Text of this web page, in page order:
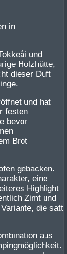
und
Holzhütte,
dieser Duft
und hat
festen
bevor
Brot
gebacken.
eine
Highlight
Zimt und
die satt
aus